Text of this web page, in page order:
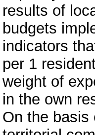
results of
budgets
indicators
per 1
weight of
in the own
On the basis